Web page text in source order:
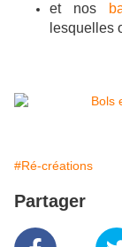
et nos
lesquelles
#Ré-créations
Partager